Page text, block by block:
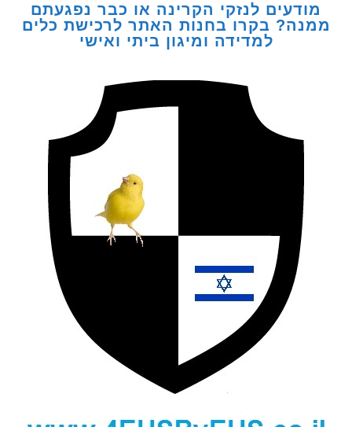
לנזקי הקרינה או כבר נפגעתם
בקרו בחנות האתר לרכישת כלים
למדידה ומיגון ביתי ואישי